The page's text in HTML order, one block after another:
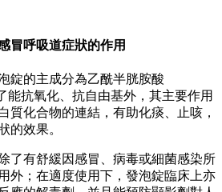
冒呼吸道症狀的作用
錠的主成分為乙酰半胱胺酸
能抗氧化、抗自由基外，其主要作用
質化合物的連結，有助化痰、止咳，
的效果。
了有舒緩因感冒、病毒或細菌感染所
外；在適度使用下，發泡錠臨床上亦